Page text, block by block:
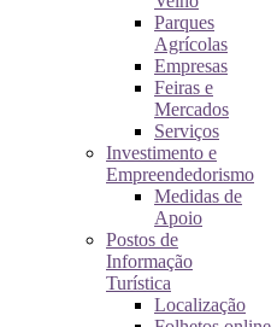
Parques
Agrícolas
Empresas
Feiras e
Mercados
Serviços
Investimento e
Empreendedorismo
Medidas de
Apoio
Postos de
Informação
Turística
Localização